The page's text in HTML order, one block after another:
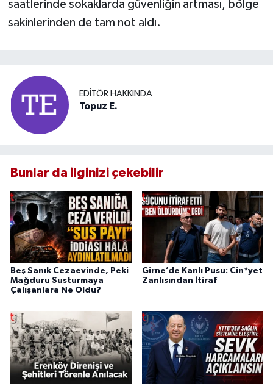
saatlerinde sokaklarda güvenliğin artması, bölge
sakinlerinden de tam not aldı.
EDITÖR HAKKINDA
Topuz E.
Bunlar da ilginizi çekebilir
Beş Sanık Cezaevinde, Peki
Mağduru Susturmaya
Çalışanlara Ne Oldu?
Girne’de Kanlı Pusu: Cin*yet
Zanlısından İtiraf